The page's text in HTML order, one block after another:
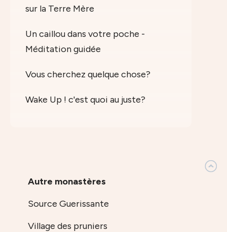
sur la Terre Mère
Un caillou dans votre poche -
Méditation guidée
Vous cherchez quelque chose?
Wake Up ! c'est quoi au juste?
Autre monastères
Source Guerissante
Village des pruniers